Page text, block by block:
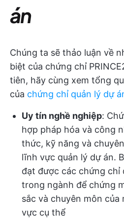
án
Chúng ta sẽ thảo luận về
biệt của chứng chỉ
tiên, hãy cùng xem tổng
của chứng chỉ quản lý dự
Uy tín nghề nghiệp:
hợp pháp hóa và công
thức, kỹ năng và
lĩnh vực quản lý dự án.
đạt được các chứng chỉ
trong ngành để chứng
sắc và chuyên môn
vực cụ thể